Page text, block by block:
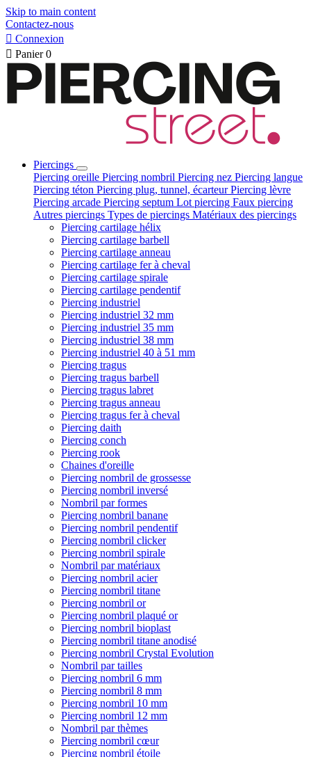
Skip to main content
Contactez-nous
 Connexion
 Panier 0
Piercings
Piercing oreille Piercing nombril Piercing nez Piercing langue
Piercing téton Piercing plug, tunnel, écarteurPiercing lèvre
Piercing arcade Piercing septum Lot piercing Faux piercing
Autres piercings Types de piercings Matériaux des piercings
Piercing cartilage hélix
Piercing cartilage barbell
Piercing cartilage anneau
Piercing cartilage fer à cheval
Piercing cartilage spirale
Piercing cartilage pendentif
Piercing industriel
Piercing industriel 32 mm
Piercing industriel 35 mm
Piercing industriel 38 mm
Piercing industriel 40 à 51 mm
Piercing tragus
Piercing tragus barbell
Piercing tragus labret
Piercing tragus anneau
Piercing tragus fer à cheval
Piercing daith
Piercing conch
Piercing rook
Chaines d'oreille
Piercing nombril de grossesse
Piercing nombril inversé
Nombril par formes
Piercing nombril banane
Piercing nombril pendentif
Piercing nombril clicker
Piercing nombril spirale
Nombril par matériaux
Piercing nombril acier
Piercing nombril titane
Piercing nombril or
Piercing nombril plaqué or
Piercing nombril bioplast
Piercing nombril titane anodisé
Piercing nombril Crystal Evolution
Nombril par tailles
Piercing nombril 6 mm
Piercing nombril 8 mm
Piercing nombril 10 mm
Piercing nombril 12 mm
Nombril par thèmes
Piercing nombril cœur
Piercing nombril étoile